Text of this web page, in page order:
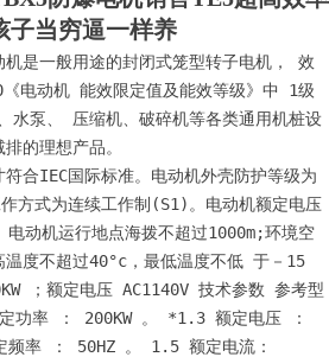
子当穷逼一样养
是一般用途的封闭式笼型转子电机， 效
电动机 能效限定值及能效等级》中 1级
水泵、 压缩机、破碎机等各类通用机桩设
的理想产品。
符合IEC国际标准。电动机外壳防护等级为
方式为连续工作制(S1)。电动机额定电压
动机运行地点海拨不超过1000m;环境空
度不超过40°c，最低温度不低 于－15
；额定电压 AC1140V 技术参数 参考型
功率 ： 200KW 。 *1.3 额定电压 ：
率 ： 50HZ 。 1.5 额定电流：